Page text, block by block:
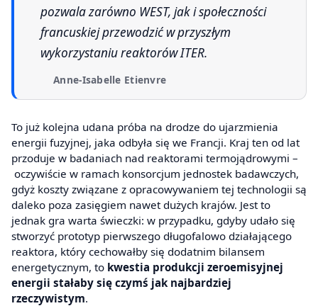
pozwala zarówno WEST, jak i społeczności
francuskiej przewodzić w przyszłym
wykorzystaniu reaktorów ITER.
Anne-Isabelle Etienvre
To już kolejna udana próba na drodze do ujarzmienia
energii fuzyjnej, jaka odbyła się we Francji. Kraj ten od lat
przoduje w badaniach nad reaktorami termojądrowymi –
oczywiście w ramach konsorcjum jednostek badawczych,
gdyż koszty związane z opracowywaniem tej technologii są
daleko poza zasięgiem nawet dużych krajów. Jest to
jednak gra warta świeczki: w przypadku, gdyby udało się
stworzyć prototyp pierwszego długofalowo działającego
reaktora, który cechowałby się dodatnim bilansem
energetycznym, to kwestia produkcji zeroemisyjnej
energii stałaby się czymś jak najbardziej
rzeczywistym.